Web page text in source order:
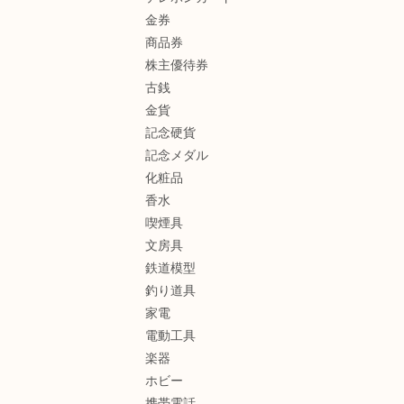
金券
商品券
株主優待券
古銭
金貨
記念硬貨
記念メダル
化粧品
香水
喫煙具
文房具
鉄道模型
釣り道具
家電
電動工具
楽器
ホビー